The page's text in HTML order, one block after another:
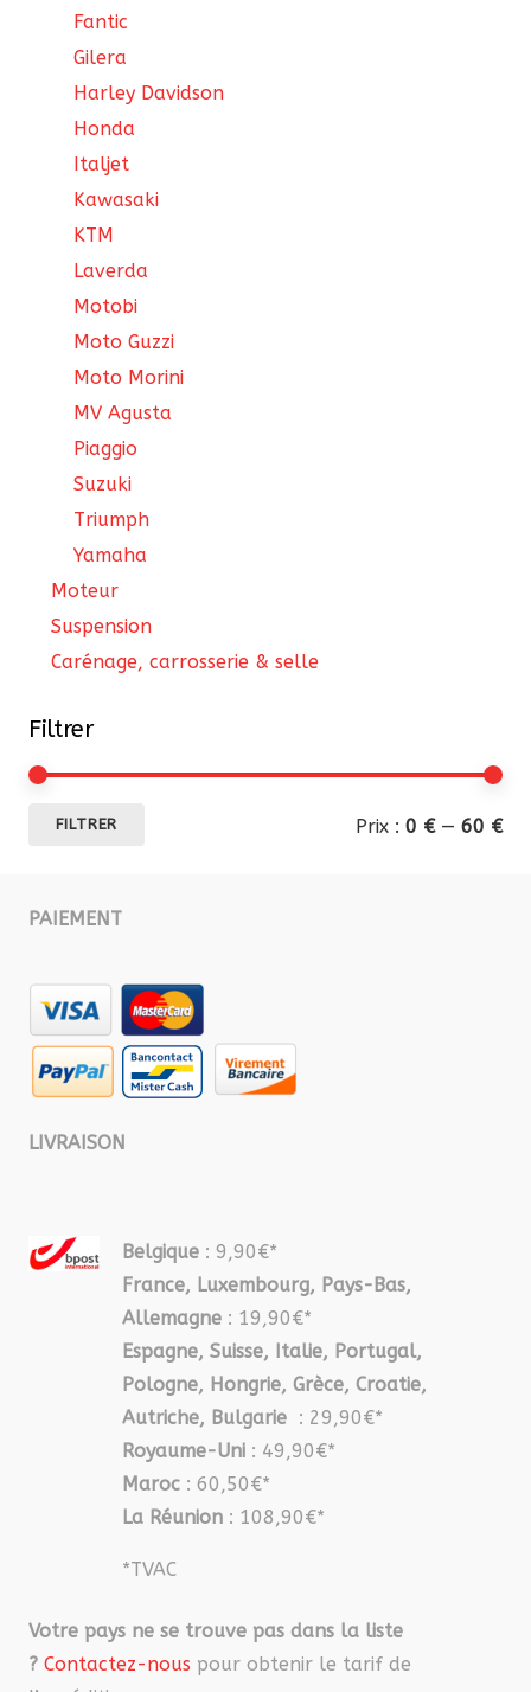
Fantic
Gilera
Harley Davidson
Honda
Italjet
Kawasaki
KTM
Laverda
Motobi
Moto Guzzi
Moto Morini
MV Agusta
Piaggio
Suzuki
Triumph
Yamaha
Moteur
Suspension
Carénage, carrosserie & selle
Filtrer
FILTRER Prix : 0 €— 60 €
PAIEMENT
LIVRAISON
Belgique : 9,90€*
France, Luxembourg, Pays-Bas,
Allemagne : 19,90€*
Espagne, Suisse, Italie, Portugal,
Pologne, Hongrie, Grèce, Croatie,
Autriche, Bulgarie : 29,90€*
Royaume-Uni : 49,90€*
Maroc : 60,50€*
La Réunion : 108,90€*
*TVAC
Votre pays ne se trouve pas dans la liste
? Contactez-nous pour obtenir le tarif de